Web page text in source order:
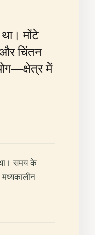
मोंटे
चिंतन
में
था। समय के